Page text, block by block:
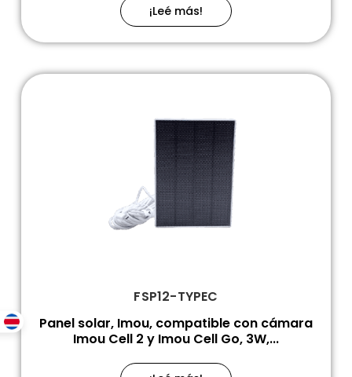
¡Leé más!
FSP12-TYPEC
Panel solar, Imou, compatible con cámara
Imou Cell 2 y Imou Cell Go, 3W,...